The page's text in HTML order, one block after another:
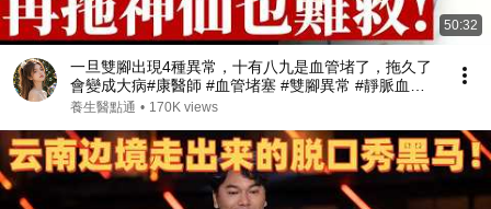
50:32
一旦雙腳出現4種異常，十有八九是血管堵了，拖久了
會變成大病#康醫師 #血管堵塞 #雙腳異常 #靜脈血栓 #
肺栓塞 #銀髮族養生 #猝死預防 #血液循環 #健康誤區
養生醫點通 • 170K views